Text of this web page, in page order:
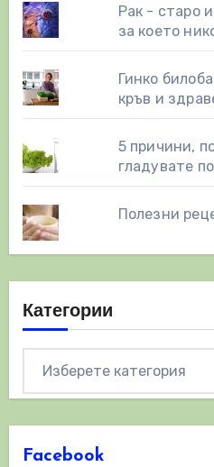
Рак - старо
за което
Гинко
кръв и
5 причини,
гладувате
Полезни
Категории
Facebook